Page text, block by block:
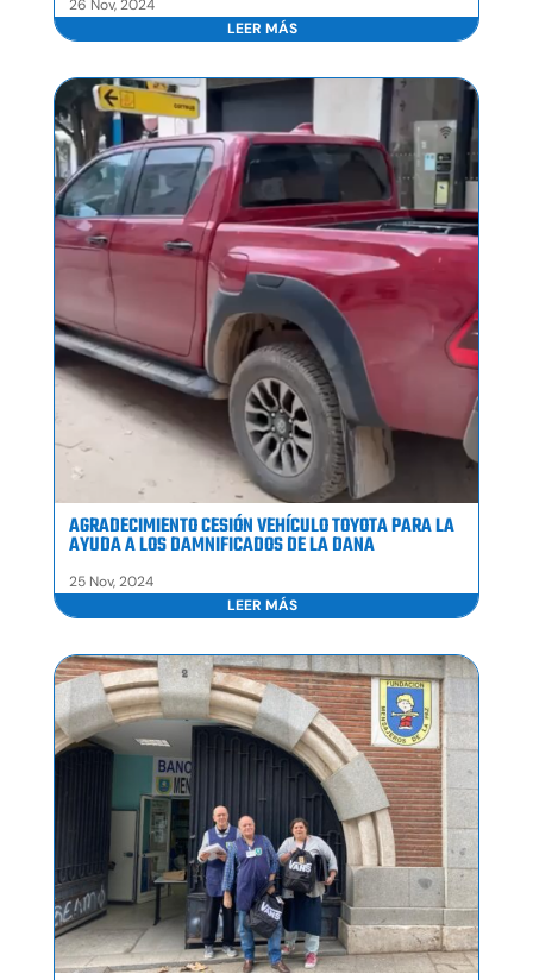
26 Nov, 2024
LEER MÁS
AGRADECIMIENTO CESIÓN VEHÍCULO TOYOTA PARA LA
AYUDA A LOS DAMNIFICADOS DE LA DANA
25 Nov, 2024
LEER MÁS